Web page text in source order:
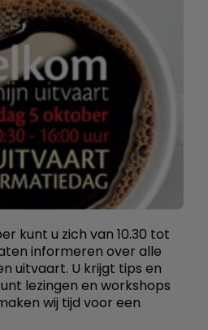
kunt u zich van 10.30 tot
informeren over alle
uitvaart. U krijgt tips en
lezingen en workshops
wij tijd voor een